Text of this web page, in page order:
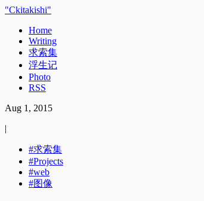
Ckitakishi
Home
Writing
求索集
浮生记
Photo
RSS
Aug 1, 2015
|
求索集
Projects
web
图像